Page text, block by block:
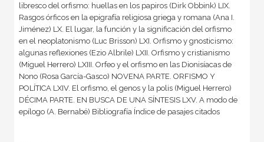
libresco del orfismo: huellas en los papiros (Dirk Obbink) LIX.
Rasgos órficos en la epigrafía religiosa griega y romana (Ana I.
Jiménez) LX. El lugar, la función y la significación del orfismo
en el neoplatonismo (Luc Brisson) LXI. Orfismo y gnosticismo:
algunas reflexiones (Ezio Albrile) LXII. Orfismo y cristianismo
(Miguel Herrero) LXIII. Orfeo y el orfismo en las Dionisíacas de
Nono (Rosa García-Gasco) NOVENA PARTE. ORFISMO Y
POLÍTICA LXIV. El orfismo, el genos y la polis (Miguel Herrero)
DÉCIMA PARTE. EN BUSCA DE UNA SÍNTESIS LXV. A modo de
epílogo (A. Bernabé) Bibliografía Índice de pasajes citados